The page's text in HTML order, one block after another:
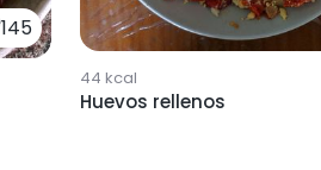
145
44 kcal
Huevos rellenos